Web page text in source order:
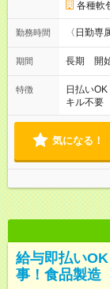
各種軟
勤務時間 〈日勤
期間 長期 開
特徴 日払いOK
キル不要
気になる！
給与即払い
事！食品製造